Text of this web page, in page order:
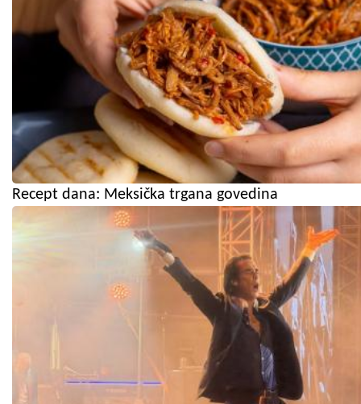
Recept dana: Meksička trgana govedina